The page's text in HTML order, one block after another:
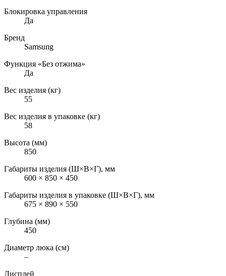
Блокировка управления
Да
Бренд
Samsung
Функция «Без отжима»
Да
Вес изделия (кг)
55
Вес изделия в упаковке (кг)
58
Высота (мм)
850
Габариты изделия (Ш×В×Г), мм
600 × 850 × 450
Габариты изделия в упаковке (Ш×В×Г), мм
675 × 890 × 550
Глубина (мм)
450
Диаметр люка (см)
–
Дисплей